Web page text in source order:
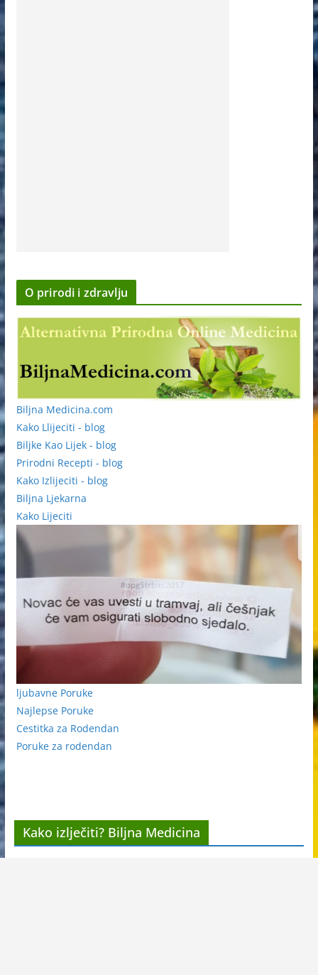
O prirodi i zdravlju
Biljna Medicina.com
Kako Llijeciti - blog
Biljke Kao Lijek - blog
Prirodni Recepti - blog
Kako Izlijeciti - blog
Biljna Ljekarna
Kako Lijeciti
ljubavne Poruke
Najlepse Poruke
Cestitka za Rodendan
Poruke za rodendan
Kako izlječiti? Biljna Medicina